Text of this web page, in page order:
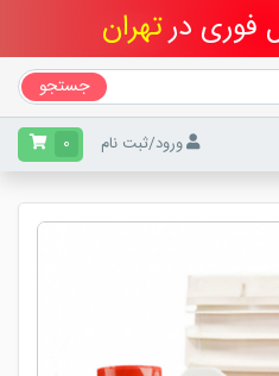
فوری درتهران
جستجو
ورود/ثبت نام 0 سم پشه کش